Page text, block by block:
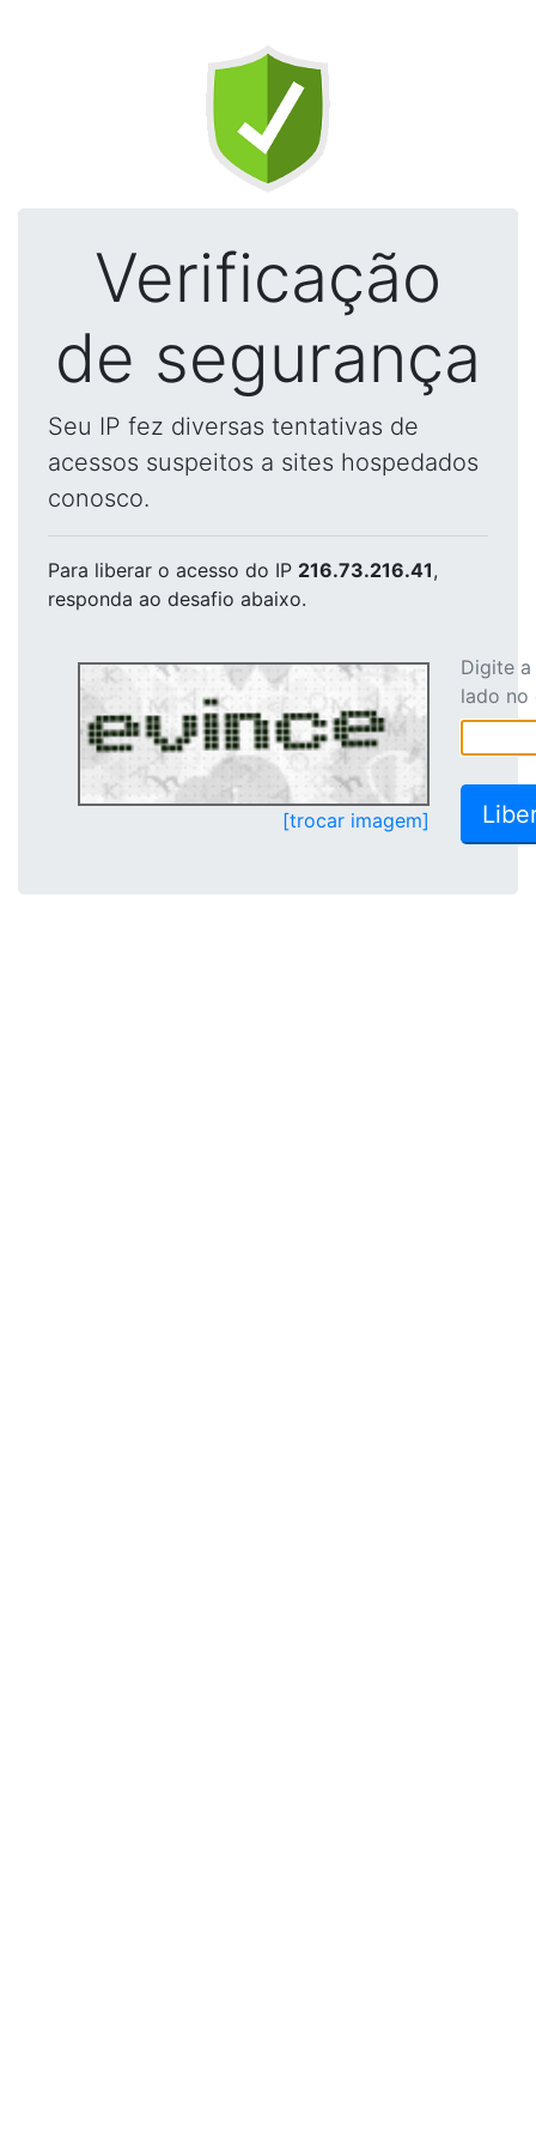
Verificação
de segurança
Seu IP fez diversas tentativas de
acessos suspeitos a sites hospedados
conosco.
Para liberar o acesso do IP 216.73.216.41,
responda ao desafio abaixo.
[trocar imagem]
Digite
lado no